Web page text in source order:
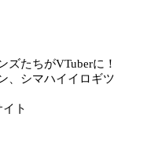
ズたちがVTuberに！
、シマハイイロギツ
イト